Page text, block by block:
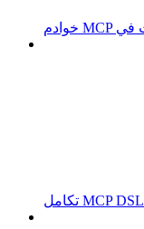
تكامل MCP DSL